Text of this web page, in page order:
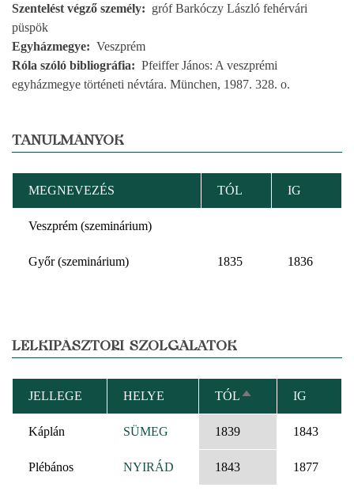
Szentelést végző személy
gróf Barkóczy László fehérvári
püspök
Egyházmegye
Veszprém
Róla szóló bibliográfia
Pfeiffer János: A veszprémi
egyházmegye történeti névtára. München, 1987. 328. o.
TANULMÁNYOK
MEGNEVEZÉS TÓL IG
Veszprém (szeminárium)
Győr (szeminárium) 1835 1836
LELKIPÁSZTORI SZOLGÁLATOK
JELLEGE HELYE TÓLCSÖKKENŐ
RENDEZÉS
IG
Káplán SÜMEG 1839 1843
Plébános NYIRÁD 1843 1877